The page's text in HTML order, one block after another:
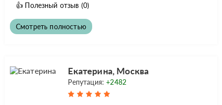
👍 Полезный отзыв (0)
Смотреть полностью
Екатерина, Москва
Репутация:+2482